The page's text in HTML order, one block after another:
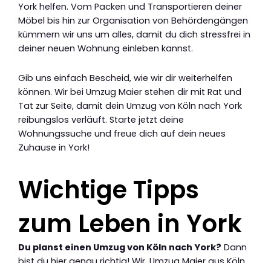
York helfen. Vom Packen und Transportieren deiner
Möbel bis hin zur Organisation von Behördengängen
kümmern wir uns um alles, damit du dich stressfrei in
deiner neuen Wohnung einleben kannst.
Gib uns einfach Bescheid, wie wir dir weiterhelfen
können. Wir bei Umzug Maier stehen dir mit Rat und
Tat zur Seite, damit dein Umzug von Köln nach York
reibungslos verläuft. Starte jetzt deine
Wohnungssuche und freue dich auf dein neues
Zuhause in York!
Wichtige Tipps
zum Leben in York
Du planst einen Umzug von Köln nach York? Dann